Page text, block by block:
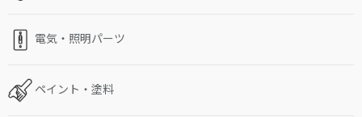
電気・照明パーツ
ペイント・塗料